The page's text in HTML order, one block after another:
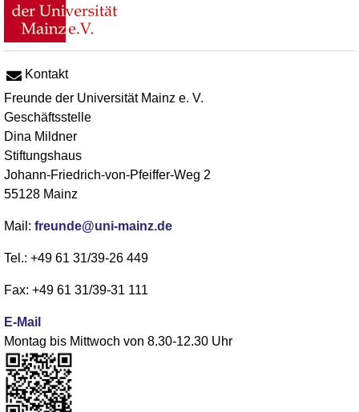
Kontakt
Freunde der Universität Mainz e. V.
Geschäftsstelle
Dina Mildner
Stiftungshaus
Johann-Friedrich-von-Pfeiffer-Weg 2
55128 Mainz
Mail: freunde@uni-mainz.de
Tel.: +49 61 31/39-26 449
Fax: +49 61 31/39-31 111
E-Mail
Montag bis Mittwoch von 8.30-12.30 Uhr